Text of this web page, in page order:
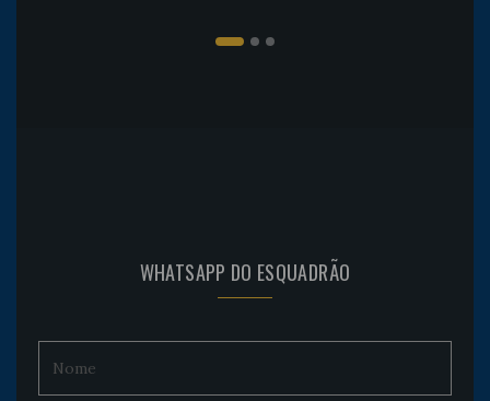
WHATSAPP DO ESQUADRÃO